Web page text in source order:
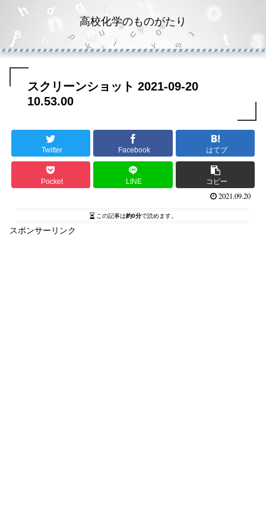
高校化学のものがたり
スクリーンショット 2021-09-20
10.53.00
Twitter Facebook はてブ
Pocket LINE コピー
2021.09.20
この記事は約0分で読めます。
スポンサーリンク